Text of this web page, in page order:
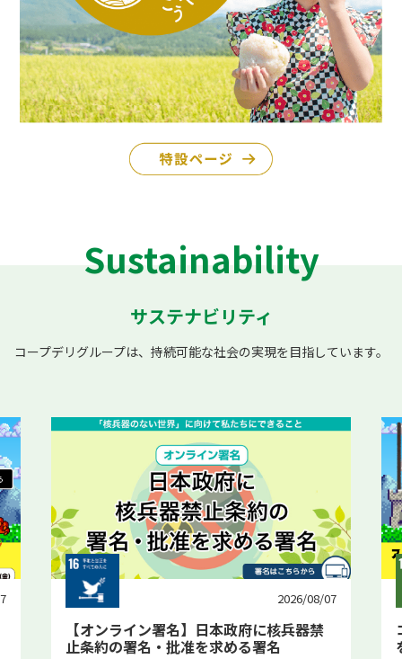
Sustainability
サステナビリティ
コープデリグループは、持続可能な社会の実現を目指しています。
2026/07/27
コープデリのエコ活「アッチアチ大魔王
を倒せ！エコ活の冒険」